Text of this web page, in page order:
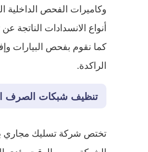
وكاميرات الفحص الداخلية
أنواع الانسدادات الناتجة
كما نقوم بفحص البيارات
الراكدة.
تنظيف شبكات الصرف
تختص شركة تسليك مجاري